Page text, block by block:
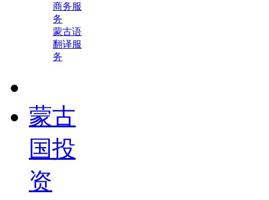
商务服
务
蒙古语
翻译服
务
蒙古
国投
资